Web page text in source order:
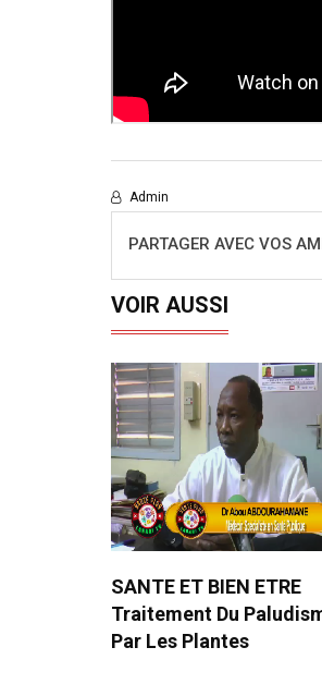
Admin
PARTAGER AVEC VOS
VOIR AUSSI
SANTE ET BIEN ETRE
Traitement Du
Par Les Plantes